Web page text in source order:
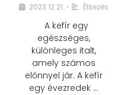
2023.12.21. • Étkezés
A kefír egy
egészséges,
különleges italt,
amely számos
előnnyel jár. A kefír
egy évezredek …